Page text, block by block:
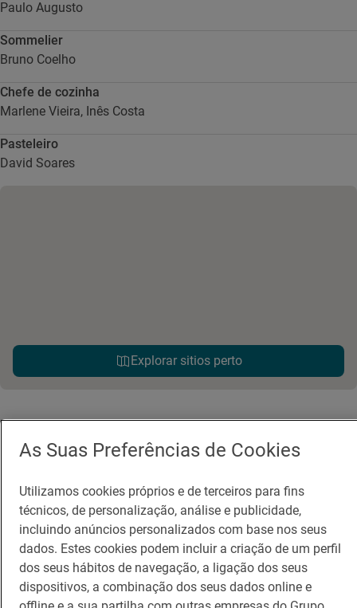
Paulo Augusto
Sommelier
Bruno Coelho
Chefe de cozinha
Marlene Vieira, Inês Costa
Pasteleiro
David Soares
Explorar sitios perto
Guia Repsol
Comer
Viajar
Ligações
Contacto
Sala de imprensa
As Suas Preferências de Cookies
Utilizamos cookies próprios e de terceiros para fins
técnicos, de personalização, análise e publicidade,
incluindo anúncios personalizados com base nos seus
dados. Estes cookies podem incluir a criação de um perfil
dos seus hábitos de navegação, a ligação dos seus
dispositivos, a combinação dos seus dados online e